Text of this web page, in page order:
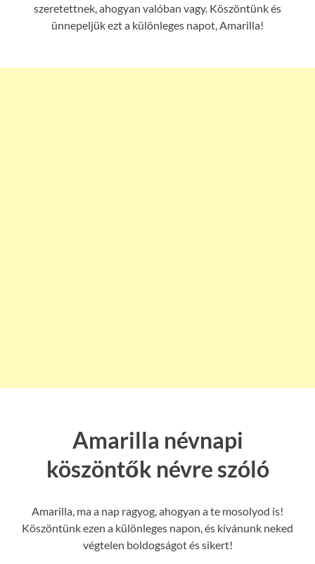
szeretettnek, ahogyan valóban vagy. Köszöntünk és
ünnepeljük ezt a különleges napot, Amarilla!
Amarilla névnapi
köszöntők névre szóló
Amarilla, ma a nap ragyog, ahogyan a te mosolyod is!
Köszöntünk ezen a különleges napon, és kívánunk neked
végtelen boldogságot és sikert!